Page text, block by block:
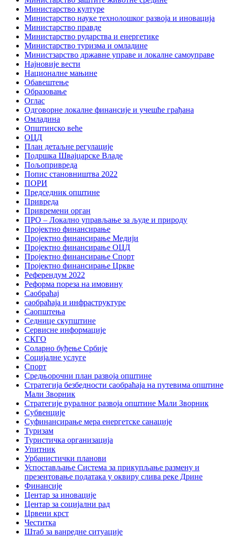
Министарство културе
Министарство науке технолошког развоја и иновација
Министарство правде
Министарство рударства и енергетике
Министарство туризма и омладине
Министзарство државне управе и локалне самоуправе
Најновије вести
Националне мањине
Обавештење
Образовање
Оглас
Одговорне локалне финансије и учешће грађана
Омладина
Општинско веће
ОЦД
План детаљне регулације
Подршка Швајцарске Владе
Пољопривреда
Попис становништва 2022
ПОРИ
Председник општине
Привреда
Привремени орган
ПРО – Локално управљање за људе и природу
Пројектно финансирање
Пројектно финансирање Медији
Пројектно финансирање ОЦД
Пројектно финансирање Спорт
Пројектно финансирање Цркве
Референдум 2022
Реформа пореза на имовину
Саобраћај
саобраћаја и инфраструктуре
Саопштења
Седнице скупштине
Сервисне информације
СКГО
Соларно буђење Србије
Социјалне услуге
Спорт
Средњорочни план развоја општине
Стратегија безбедности саобраћаја на путевима општине
Мали Зворник
Стратегије руралног развоја општине Мали Зворник
Субвенције
Суфинансирање мера енергетске санације
Туризам
Туристичка организација
Упитник
Урбанистички планови
Успостављање Система за прикупљање размену и
презентовање података у оквиру слива реке Дрине
Финансије
Центар за иновације
Центар за социјални рад
Црвени крст
Честитка
Штаб за ванредне ситуације